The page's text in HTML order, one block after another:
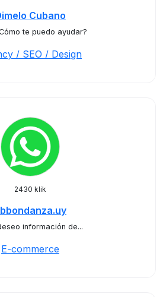
Cubano
te puedo ayudar?
/ SEO / Design
2430 klik
información de...
E-commerce